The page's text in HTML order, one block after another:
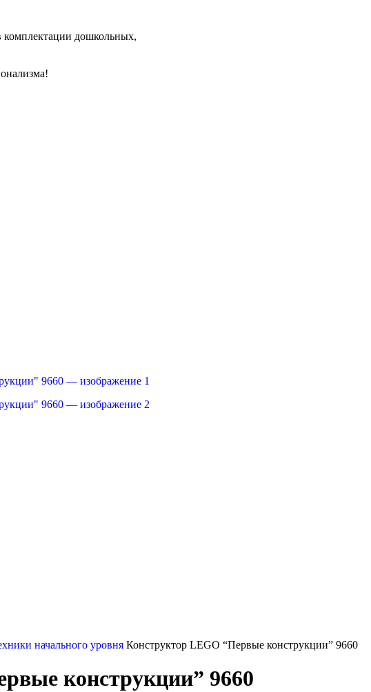
дошкольных,
начального уровня Конструктор LEGO “Первые конструкции” 9660
конструкции” 9660